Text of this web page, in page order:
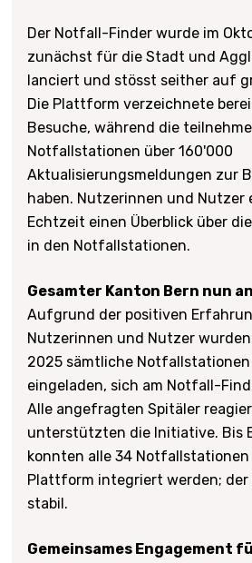
Der Notfall-Finder wurde im
zunächst für die Stadt und
lanciert und stösst seither auf
Die Plattform verzeichnete
Besuche, während die
Notfallstationen über 160'000
Aktualisierungsmeldungen zur
haben. Nutzerinnen und Nutzer
Echtzeit einen Überblick über
in den Notfallstationen.
Gesamter Kanton Bern nun
Aufgrund der positiven
Nutzerinnen und Nutzer wurden
2025 sämtliche Notfallstationen
eingeladen, sich am Notfall-
Alle angefragten Spitäler
unterstützten die Initiative. Bis
konnten alle 34
Plattform integriert werden;
stabil.
Gemeinsames Engagement